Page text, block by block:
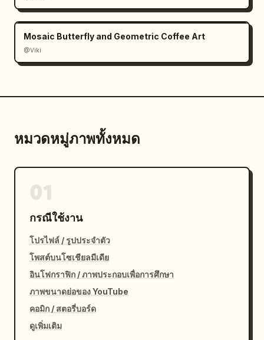
Mosaic Butterfly and Geometric Coffee Art
@Viki
หมวดหมู่ภาพทั้งหมด
กรณีใช้งาน
โปรไฟล์ / รูปประจำตัว
โพสต์บนโซเชียลมีเดีย
อินโฟกราฟิก / ภาพประกอบเพื่อการศึกษา
ภาพขนาดย่อของ YouTube
คอมิก / สตอรี่บอร์ด
ดูเพิ่มเติม